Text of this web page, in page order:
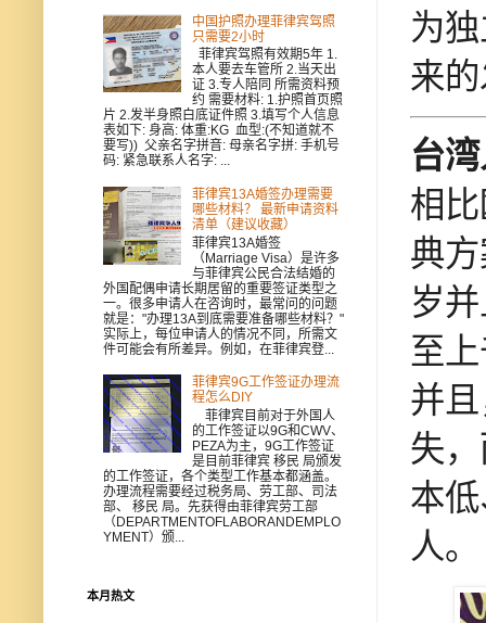
为
来
台
相
典
岁
至
并
失
本
人。
中国护照办理菲律宾驾照
只需要2小时
菲律宾驾照有效期5年 1.
本人要去车管所 2.当天出
证 3.专人陪同 所需资料预
约 需要材料: 1.护照首页照
片 2.发半身照白底证件照 3.填写个人信息
表如下: 身高: 体重:KG 血型:(不知道就不
要写)) 父亲名字拼音: 母亲名字拼: 手机号
码: 紧急联系人名字: ...
菲律宾13A婚签办理需要
哪些材料？ 最新申请资料
清单（建议收藏）
菲律宾13A婚签
（Marriage Visa）是许多
与菲律宾公民合法结婚的
外国配偶申请长期居留的重要签证类型之
一。很多申请人在咨询时，最常问的问题
就是："办理13A到底需要准备哪些材料？"
实际上，每位申请人的情况不同，所需文
件可能会有所差异。例如，在菲律宾登...
菲律宾9G工作签证办理流
程怎么DIY
菲律宾目前对于外国人
的工作签证以9G和CWV、
PEZA为主，9G工作签证
是目前菲律宾 移民 局颁发
的工作签证，各个类型工作基本都涵盖。
办理流程需要经过税务局、劳工部、司法
部、 移民 局。先获得由菲律宾劳工部
（DEPARTMENTOFLABORANDEMPLO
YMENT）颁...
本月热文